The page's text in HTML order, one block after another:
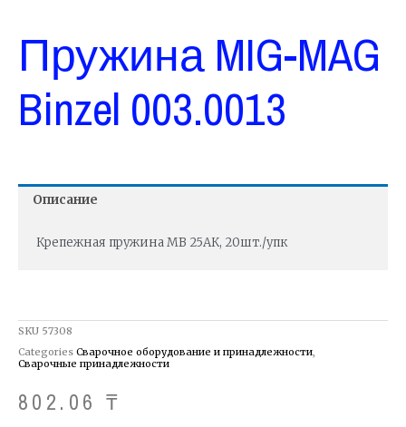
Пружина MIG-MAG
Binzel 003.0013
Описание
Крепежная пружина МВ 25АК, 20шт./упк
SKU 57308
Categories Сварочное оборудование и принадлежности,
Сварочные принадлежности
802.06 ₸